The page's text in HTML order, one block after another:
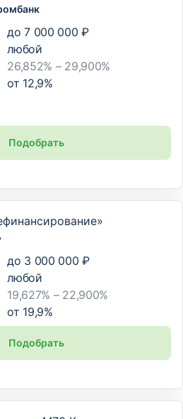
до 7 000 000 ₽
любой
26,852% – 29,900%
от 12,9%
Подобрать
до 3 000 000 ₽
любой
19,627% – 22,900%
от 19,9%
Подобрать